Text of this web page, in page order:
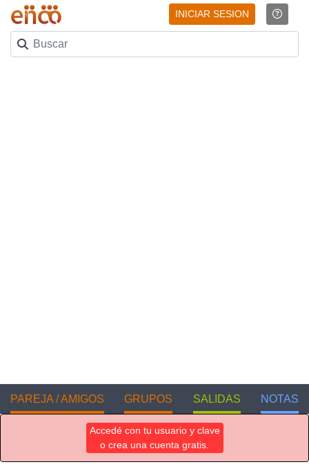
INICIAR SESION
PAREJA / AMIGOS GRUPOS SALIDAS NOTAS
Accedé con tu usuario y clave
o crea una cuenta gratis.